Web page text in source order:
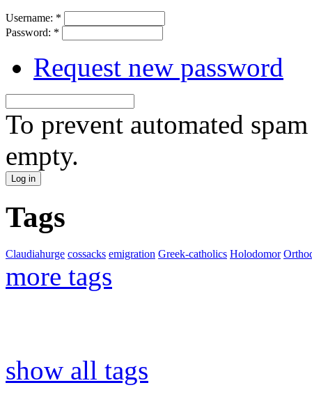
Username: *
Password: *
Request new password
To prevent automated
empty.
Tags
Claudiahurge cossacks emigration Greek-catholics Holodomor
more tags
show all tags